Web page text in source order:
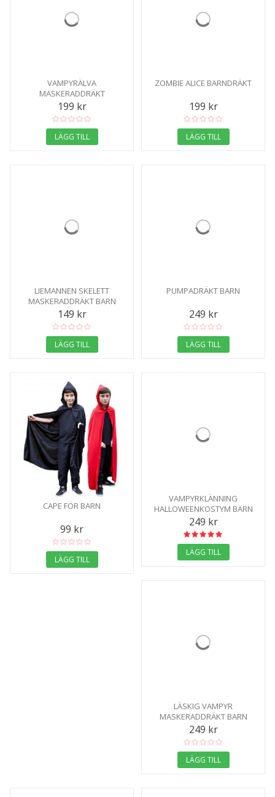
VAMPYRÄLVA
MASKERADDRÄKT
199 kr
LÄGG TILL
ZOMBIE ALICE BARNDRÄKT
199 kr
LÄGG TILL
LIEMANNEN SKELETT
MASKERADDRÄKT BARN
149 kr
LÄGG TILL
PUMPADRÄKT BARN
249 kr
LÄGG TILL
CAPE FÖR BARN
99 kr
LÄGG TILL
VAMPYRKLÄNNING
HALLOWEENKOSTYM BARN
249 kr
LÄGG TILL
LÄSKIG VAMPYR
MASKERADDRÄKT BARN
249 kr
LÄGG TILL